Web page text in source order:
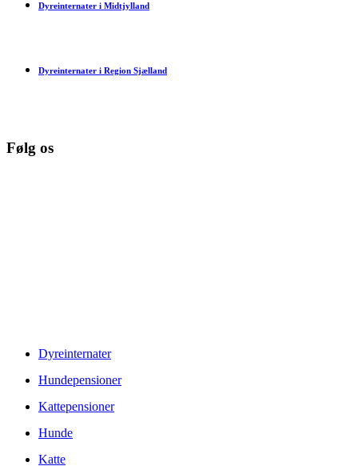
Dyreinternater i Midtjylland
Dyreinternater i Region Sjælland
Følg os
Dyreinternater
Hundepensioner
Kattepensioner
Hunde
Katte